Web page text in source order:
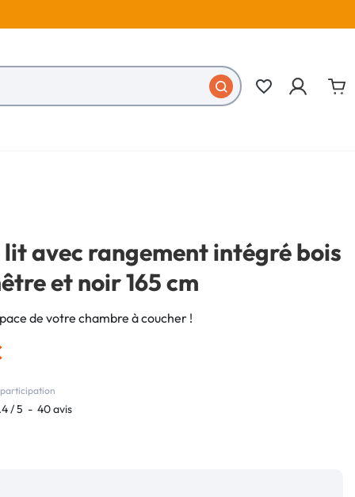
favorite_border
lit avec rangement intégré bois
et noir 165 cm
de votre chambre à coucher !
/5 - 40avis